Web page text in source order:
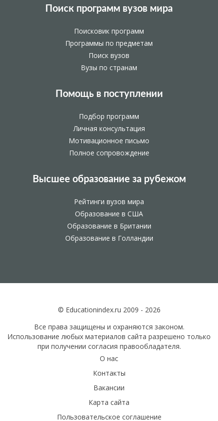
Поиск программ вузов мира
Поисковик программ
Программы по предметам
Поиск вузов
Вузы по странам
Помощь в поступлении
Подбор программ
Личная консультация
Мотивационное письмо
Полное сопровождение
Высшее образование за рубежом
Рейтинги вузов мира
Образование в США
Образование в Британии
Образование в Голландии
© Educationindex.ru 2009 - 2026
Все права защищены и охраняются законом.
Использование любых материалов сайта разрешено только
при получении согласия правообладателя.
О нас
Контакты
Вакансии
Карта сайта
Пользовательское соглашение